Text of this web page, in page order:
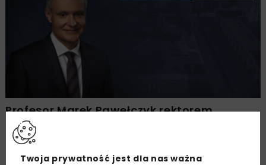
Profesor Marek Pawełczyk rektorem
Politechniki Śląskiej w kadencji 2024-2028
Twoja prywatność jest dla nas ważna